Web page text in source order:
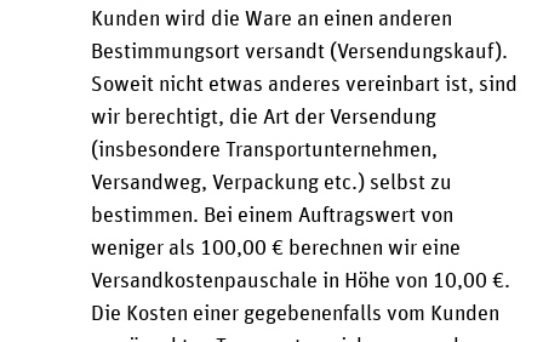
Kunden wird die Ware an einen anderen
Bestimmungsort versandt (Versendungskauf).
Soweit nicht etwas anderes vereinbart ist, sind
wir berechtigt, die Art der Versendung
(insbesondere Transportunternehmen,
Versandweg, Verpackung etc.) selbst zu
bestimmen. Bei einem Auftragswert von
weniger als 100,00 € berechnen wir eine
Versandkostenpauschale in Höhe von 10,00 €.
Die Kosten einer gegebenenfalls vom Kunden